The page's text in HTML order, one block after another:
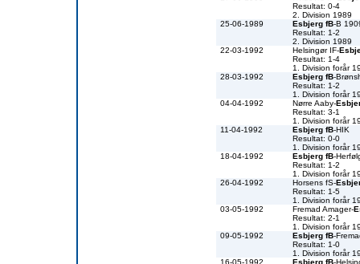
Resultat: 0-4
2. Division 1989
25-06-1989
Esbjerg fB-B
Resultat: 1-2
2. Division 1989
22-03-1992
Helsingør IF-
Resultat: 1-4
1. Division forår
28-03-1992
Esbjerg fB-
Resultat: 1-2
1. Division forår
04-04-1992
Nørre Aaby-
Resultat: 3-1
1. Division forår
11-04-1992
Esbjerg fB-HIK
Resultat: 0-0
1. Division forår
18-04-1992
Esbjerg fB-
Resultat: 1-2
1. Division forår
26-04-1992
Horsens fS-
Resultat: 1-5
1. Division forår
03-05-1992
Fremad Amager-
Resultat: 2-1
1. Division forår
09-05-1992
Esbjerg fB-
Resultat: 1-0
1. Division forår
16-05-1992
Esbjerg fB-